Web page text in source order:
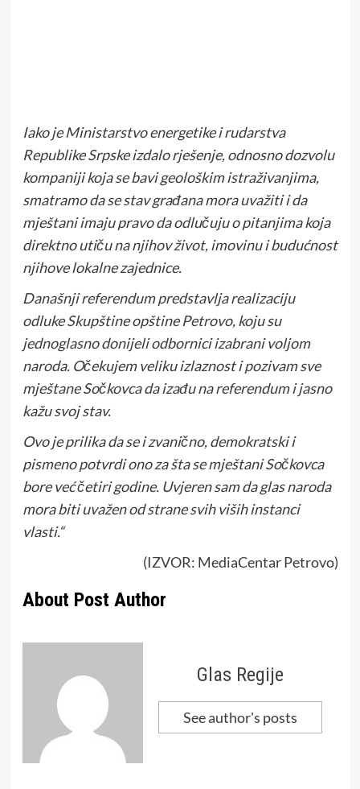
Iako je Ministarstvo energetike i rudarstva
Republike Srpske izdalo rješenje, odnosno dozvolu
kompaniji koja se bavi geološkim istraživanjima,
smatramo da se stav građana mora uvažiti i da
mještani imaju pravo da odlučuju o pitanjima koja
direktno utiču na njihov život, imovinu i budućnost
njihove lokalne zajednice.
Današnji referendum predstavlja realizaciju
odluke Skupštine opštine Petrovo, koju su
jednoglasno donijeli odbornici izabrani voljom
naroda. Očekujem veliku izlaznost i pozivam sve
mještane Sočkovca da izađu na referendum i jasno
kažu svoj stav.
Ovo je prilika da se i zvanično, demokratski i
pismeno potvrdi ono za šta se mještani Sočkovca
bore već četiri godine. Uvjeren sam da glas naroda
mora biti uvažen od strane svih viših instanci
vlasti.“
(IZVOR: MediaCentar Petrovo)
About Post Author
Glas Regije
See author's posts